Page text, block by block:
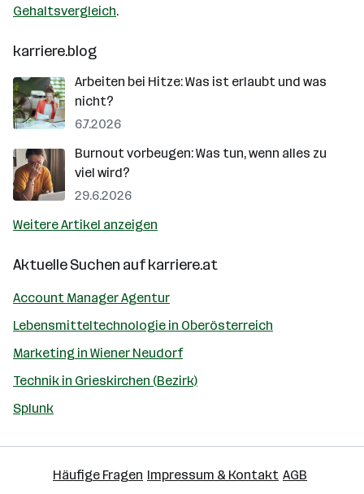
Gehaltsvergleich.
karriere.blog
Arbeiten bei Hitze: Was ist erlaubt und was
nicht?
6.7.2026
Burnout vorbeugen: Was tun, wenn alles zu
viel wird?
29.6.2026
Weitere Artikel anzeigen
Aktuelle Suchen aufkarriere.at
Account Manager Agentur
Lebensmitteltechnologie in Oberösterreich
Marketing in Wiener Neudorf
Technik in Grieskirchen (Bezirk)
Splunk
Häufige Fragen Impressum & Kontakt AGB